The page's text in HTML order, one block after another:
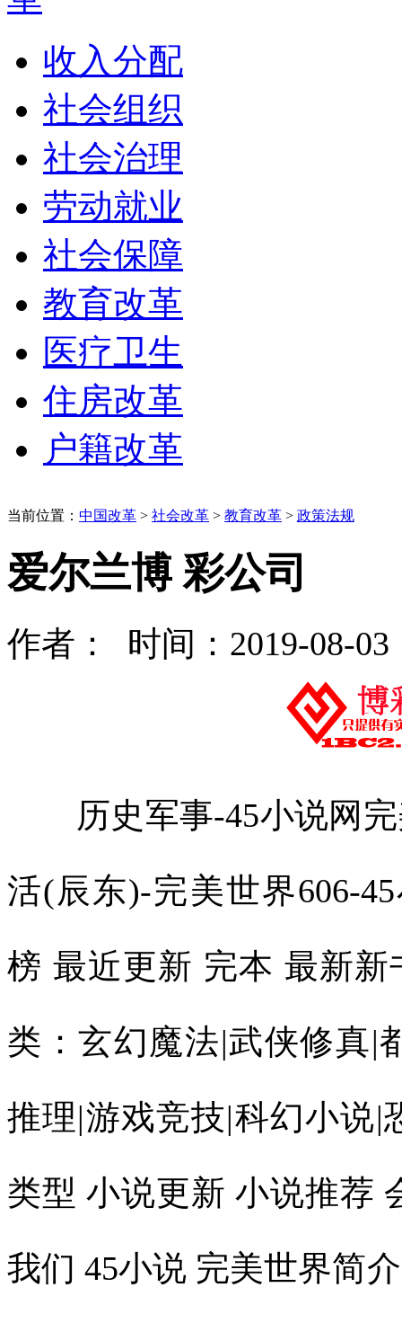
收入分配
社会组织
社会治理
劳动就业
社会保障
教育改革
医疗卫生
住房改革
户籍改革
当前位置： 中国改革 > 社会改革 > 教育改革 > 政策法规
爱尔兰博 彩公司
作者： 时间：2019-08-03
历史军事-45小说网完
活(辰东)-完美世界606-
榜 最近更新 完本 最新
类：玄幻魔法|武侠修真|
推理|游戏竞技|科幻小说|
类型 小说更新 小说推荐
我们 45小说 完美世界简